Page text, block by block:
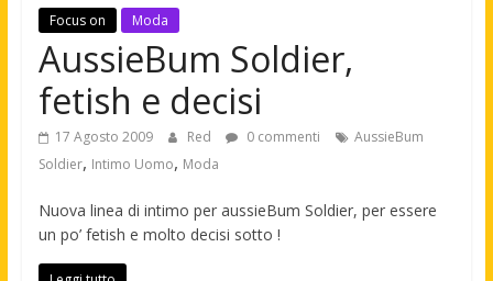
Focus on Moda
AussieBum Soldier,
fetish e decisi
17 Agosto 2009 Red 0 commenti
AussieBum
Soldier, Intimo Uomo, Moda
Nuova linea di intimo per aussieBum Soldier, per essere
un po’ fetish e molto decisi sotto !